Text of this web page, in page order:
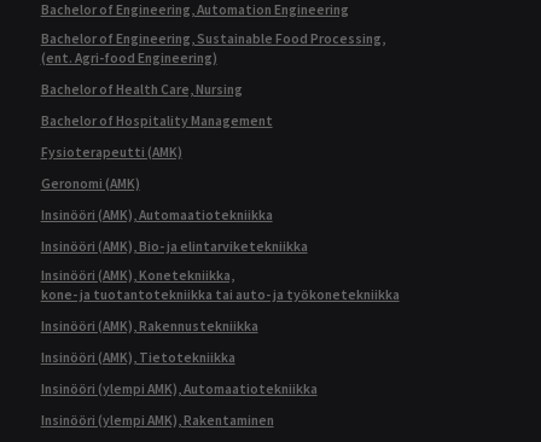
Bachelor of Engineering, Automation Engineering
Bachelor of Engineering, Sustainable Food Processing,
(ent. Agri-food Engineering)
Bachelor of Health Care, Nursing
Bachelor of Hospitality Management
Fysioterapeutti (AMK)
Geronomi (AMK)
Insinööri (AMK), Automaatiotekniikka
Insinööri (AMK), Bio- ja elintarviketekniikka
Insinööri (AMK), Konetekniikka,
kone- ja tuotantotekniikka tai auto- ja työkonetekniikka
Insinööri (AMK), Rakennustekniikka
Insinööri (AMK), Tietotekniikka
Insinööri (ylempi AMK), Automaatiotekniikka
Insinööri (ylempi AMK), Rakentaminen